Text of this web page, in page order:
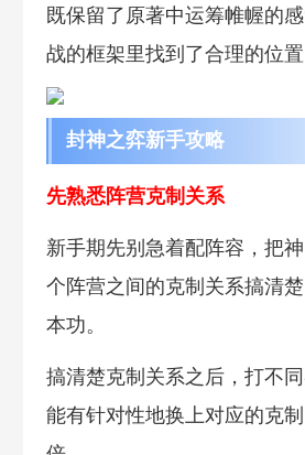
既保留了原著中运筹帷幄的
战的框架里找到了合理的位置
封神之弈新手攻略
先熟悉阵营克制关系
新手期先别急着配阵容，把
个阵营之间的克制关系搞清
本功。
搞清楚克制关系之后，打不
能有针对性地换上对应的克